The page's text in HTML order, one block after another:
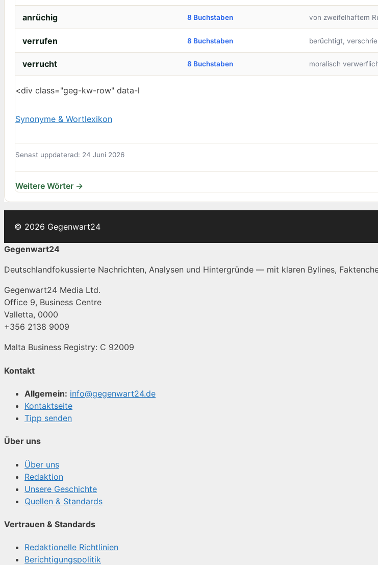
anrüchig 8 Buchstaben von zweifelhaftem
verrufen 8 Buchstaben berüchtigt,
verrucht 8 Buchstaben moralisch
<div class="geg-kw-row" data-l
Synonyme & Wortlexikon
Senast uppdaterad: 24 Juni 2026
Weitere Wörter →
© 2026 Gegenwart24
Gegenwart24
Deutschlandfokussierte Nachrichten, Analysen und Hintergründe — mit klaren Bylines,
Gegenwart24 Media Ltd.
Office 9, Business Centre
Valletta, 0000
+356 2138 9009
Malta Business Registry: C 92009
Kontakt
Allgemein: info@gegenwart24.de
Kontaktseite
Tipp senden
Über uns
Über uns
Redaktion
Unsere Geschichte
Quellen & Standards
Vertrauen & Standards
Redaktionelle Richtlinien
Berichtigungspolitik